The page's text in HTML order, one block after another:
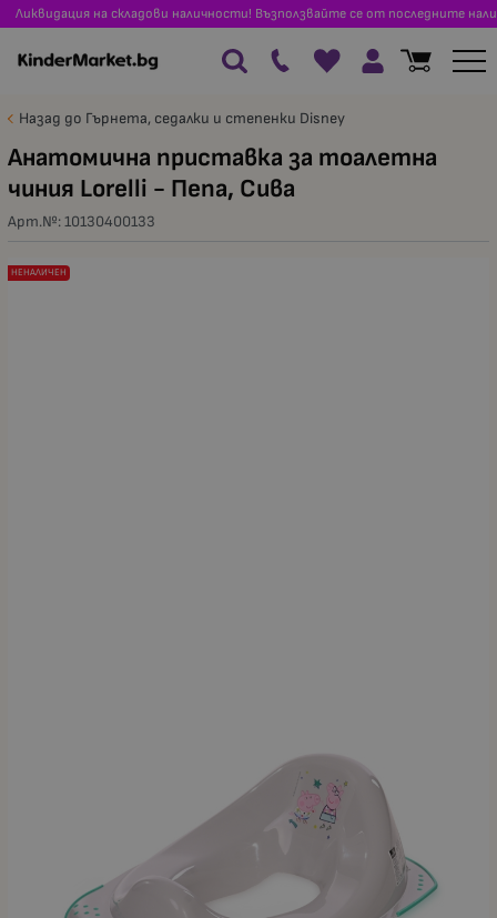
Ликвидация на складови наличности! Възползвайте се от последните
Назад до Гърнета, седалки и степенки Disney
Анатомична приставка за тоалетна
чиния Lorelli - Пепа, Сива
Арт.№:10130400133
НЕНАЛИЧЕН